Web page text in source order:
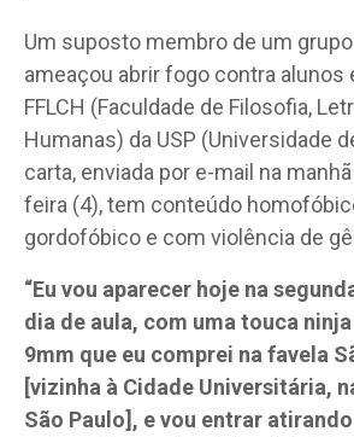
Um suposto membro de um
ameaçou abrir fogo contra alunos
FFLCH (Faculdade de Filosofia,
Humanas) da USP (Universidade
carta, enviada por e-mail na
feira (4), tem conteúdo
gordofóbico e com violência de
“Eu vou aparecer hoje na
dia de aula, com uma touca
9mm que eu comprei na favela
[vizinha à Cidade Universitária,
São Paulo], e vou entrar